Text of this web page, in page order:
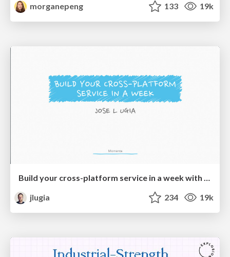
morganepeng
133 19k
Build your cross-platform service in a week with App Engine
jlugia
234 19k